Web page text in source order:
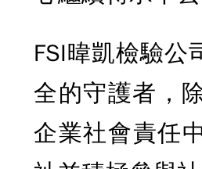
FSI暐凱檢驗公
全的守護者，
企業社會責任